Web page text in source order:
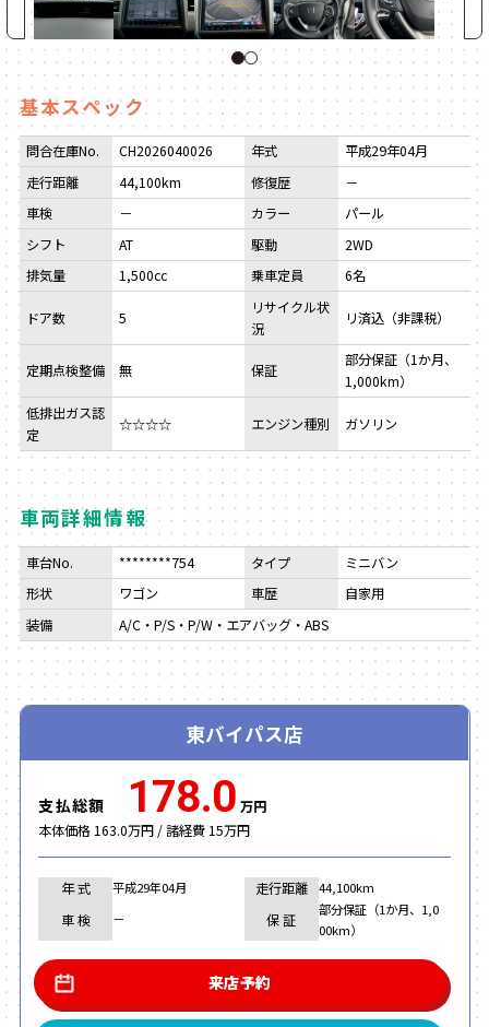
12
基本スペック
問合在庫No. CH2026040026 年式
平成29年04月
走行距離
44,100km 修復歴
－
車検
－ カラー
パール
シフト
AT 駆動
2WD
排気量
1,500cc 乗車定員 6名
ドア数 5
リサイクル状
況
リ済込（非課税）
定期点検整備 無 保証
部分保証（1か月、
1,000km）
低排出ガス認
定
☆☆☆☆ エンジン種別 ガソリン
車両詳細情報
車台No. ********754 タイプ
ミニバン
形状
ワゴン 車歴
自家用
装備
A/C・P/S・P/W・エアバッグ・ABS
東バイパス店
支払総額 178.0 万円
本体価格 163.0万円 / 諸経費 15万円
年 式 平成29年04月 走行距離 44,100km
車 検 － 保 証
部分保証（1か月、1,0
00km）
来店予約